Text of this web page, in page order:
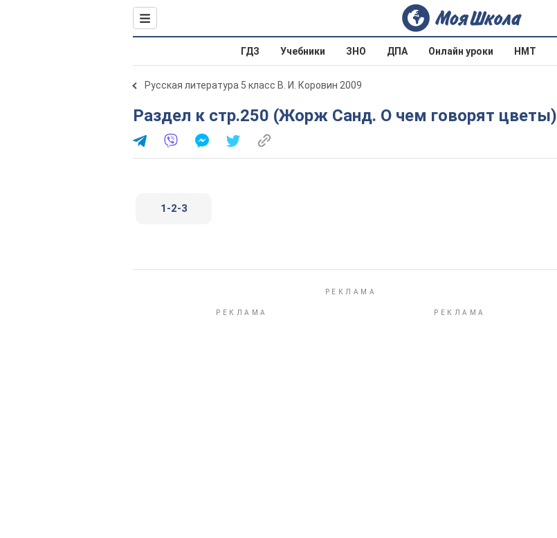
ГДЗ Учебники ЗНО ДПА Онлайн уроки НМТ
Русская литература 5 класс В. И. Коровин 2009
Раздел к стр.250 (Жорж Санд. О чем говорят цветы)
1-2-3